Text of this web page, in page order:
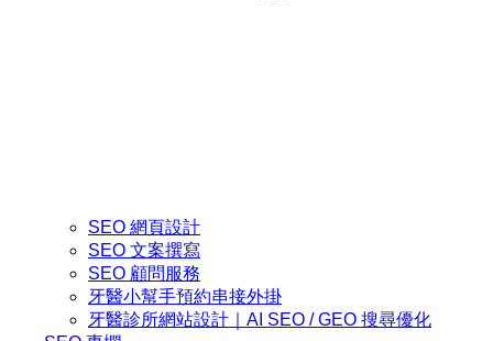
SEO 網頁設計
SEO 文案撰寫
SEO 顧問服務
牙醫小幫手預約串接外掛
牙醫診所網站設計｜AI SEO / GEO 搜尋優化